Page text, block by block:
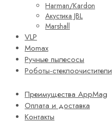
Harman/Kardon
Акустика JBL
Marshall
VLP
Momax
Ручные пылесосы
Роботы-стеклоочистители
Преимущества AppMag
Оплата и доставка
Контакты